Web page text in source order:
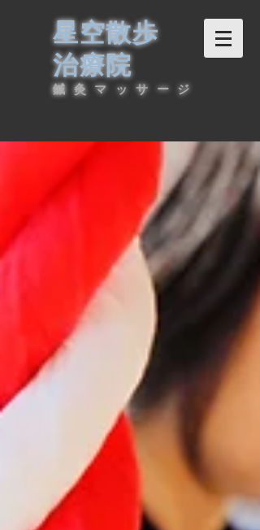
星空散歩
治療院
鍼灸マッサージ